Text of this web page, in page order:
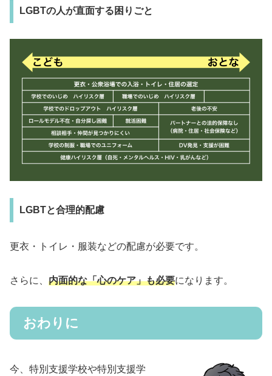
LGBTの人が直面する困りごと
LGBTと合理的配慮
更衣・トイレ・服装などの配慮が必要です。
さらに、 内面的な「心のケア」も必要になります。
おわりに
今、特別支援学校や特別支援学